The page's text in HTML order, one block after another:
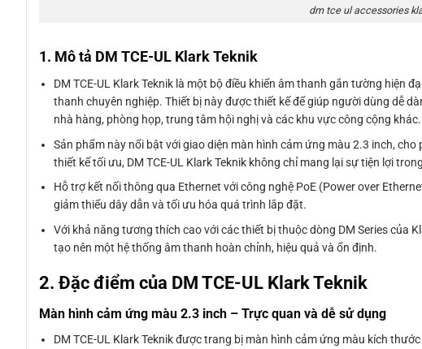
dm tce ul accessories
1. Mô tả DM TCE-UL Klark Teknik
DM TCE-UL Klark Teknik là một bộ điều khiển âm thanh gắn tường hiện
thanh chuyên nghiệp. Thiết bị này được thiết kế để giúp người dùng dễ
nhà hàng, phòng họp, trung tâm hội nghị và các khu vực công cộng khác.
Sản phẩm này nổi bật với giao diện màn hình cảm ứng màu 2.3 inch,
thiết kế tối ưu, DM TCE-UL Klark Teknik không chỉ mang lại sự tiện lợi
Hỗ trợ kết nối thông qua Ethernet với công nghệ PoE (Power over
giảm thiểu dây dẫn và tối ưu hóa quá trình lắp đặt.
Với khả năng tương thích cao với các thiết bị thuộc dòng DM Series của
tạo nên một hệ thống âm thanh hoàn chỉnh, hiệu quả và ổn định.
2. Đặc điểm của DM TCE-UL Klark Teknik
Màn hình cảm ứng màu 2.3 inch – Trực quan và dễ sử dụng
DM TCE-UL Klark Teknik được trang bị màn hình cảm ứng màu kích